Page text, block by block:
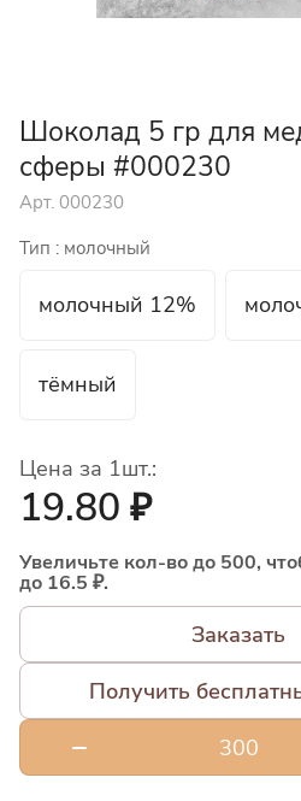
Шоколад 5 гр для
сферы #000230
Арт. 000230
Тип : молочный
молочный 12%
тёмный
Цена за 1шт.:
19.80 ₽
Увеличьте кол-во до 500,
до 16.5 ₽.
Заказать
Получить